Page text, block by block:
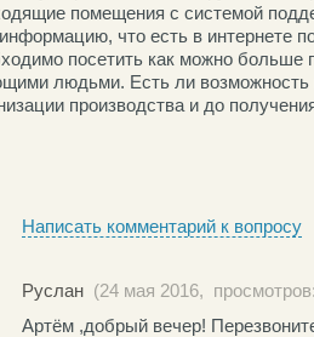
помещения с системой
что есть в интернете
посетить как можно
людьми. Есть ли возможность
производства и до
Написать комментарий к вопросу
Руслан (24 мая 2016,
Артём ,добрый вечер!